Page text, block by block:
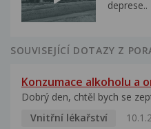
deprese..
SOUVISEJÍCÍ DOTAZY Z
Konzumace alkoholu a
Dobrý den, chtěl bych se
Vnitřní lékařství